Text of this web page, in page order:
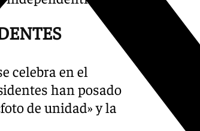
celebra en el
han posado
de unidad» y la